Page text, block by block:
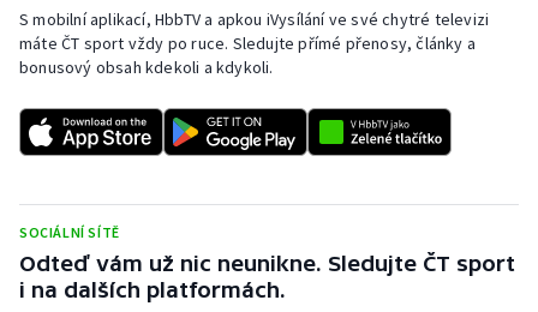
S mobilní aplikací, HbbTV a apkou iVysílání ve své chytré televizi
máte ČT sport vždy po ruce. Sledujte přímé přenosy, články a
bonusový obsah kdekoli a kdykoli.
SOCIÁLNÍ SÍTĚ
Odteď vám už nic neunikne. Sledujte ČT sport
i na dalších platformách.